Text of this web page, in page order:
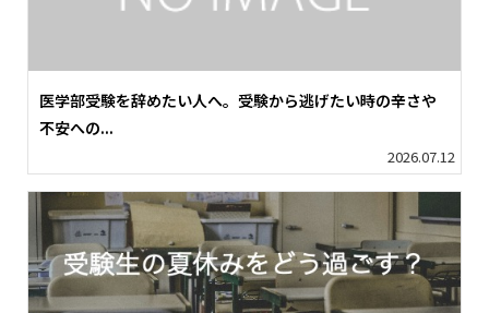
医学部受験を辞めたい人へ。受験から逃げたい時の辛さや
不安への...
2026.07.12